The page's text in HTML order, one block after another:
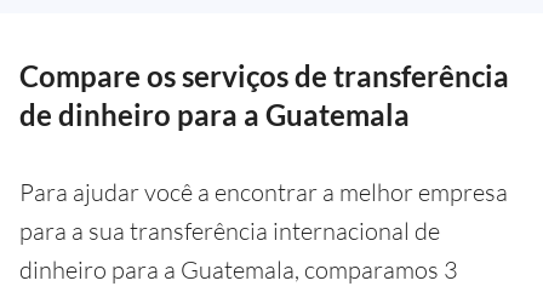
Compare os serviços de transferência
de dinheiro para a Guatemala
Para ajudar você a encontrar a melhor empresa
para a sua transferência internacional de
dinheiro para a Guatemala, comparamos 3